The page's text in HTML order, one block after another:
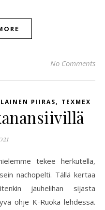
No Comments
PIIRAS, TEXMEX
tekee herkutella,
nachopelti. Tällä kertaa
jauhelihan sijasta
ohje K-Ruoka lehdessä.